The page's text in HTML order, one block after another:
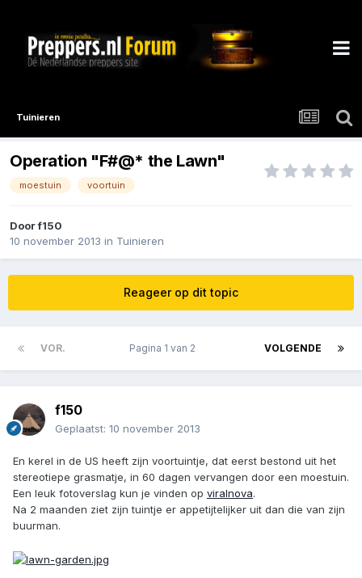
Tuinieren
Operation "F#@* the Lawn"
moestuin voortuin
Doorf150
10 november 2013 in Tuinieren
Reageer op dit topic
VOR. VOLGENDE
Pagina 1 van 2
f150
Geplaatst: 10 november 2013
En kerel in de US heeft zijn voortuintje, dat eerst bestond uit het
stereotiepe grasmatje, in 60 dagen vervangen door een moestuin.
Een leuk fotoverslag kun je vinden op viralnova.
Na 2 maanden ziet zijn tuintje er appetijtelijker uit dan die van zijn
buurman.